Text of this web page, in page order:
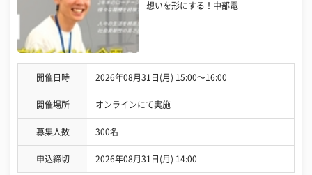
想いを形にする！中部電
開催日時 2026年08月31日(月) 15:00〜16:00
開催場所 オンラインにて実施
募集人数 300名
申込締切 2026年08月31日(月) 14:00